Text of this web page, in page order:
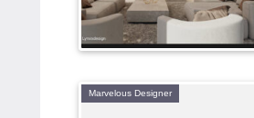
Marvelous Designer